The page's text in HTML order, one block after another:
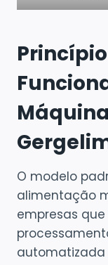
O modelo
alimentação
empresas
automatizada